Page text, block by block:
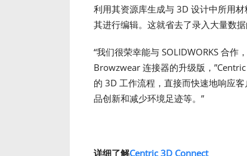
利用其资源库生成与 3D 设计中所用
其进行编辑。这就省去了录入大量数
“我们很荣幸能与 SOLIDWORKS 合
Browzwear 连接器的升级版，
的 3D 工作流程，直接而快速地响应
品创新和减少环境足迹等。”
详细了解Centric 3D Connect